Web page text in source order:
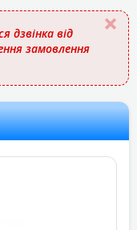
дзвінка від
замовлення